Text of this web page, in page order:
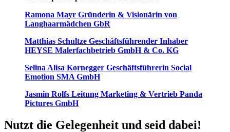
Ramona Mayr Gründerin & Visionärin von
Langhaarmädchen GbR
Matthias Schultze Geschäftsführender Inhaber
HEYSE Malerfachbetrieb GmbH & Co. KG
Selina Alisa Kornegger Geschäftsführerin Social
Emotion SMA GmbH
Jasmin Rolfs Leitung Marketing & Vertrieb Panda
Pictures GmbH
Nutzt die Gelegenheit und seid dabei!